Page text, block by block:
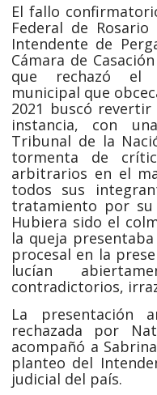
El fallo
Federal de
Intendente de
Cámara de
que rechazó el
municipal que
2021 buscó
instancia, con
Tribunal de la
tormenta de
arbitrarios en el
todos sus
tratamiento por su
Hubiera sido el
la queja
procesal en la
lucían
contradictorios,
La presentación
rechazada por
acompañó a
planteo del
judicial del país.